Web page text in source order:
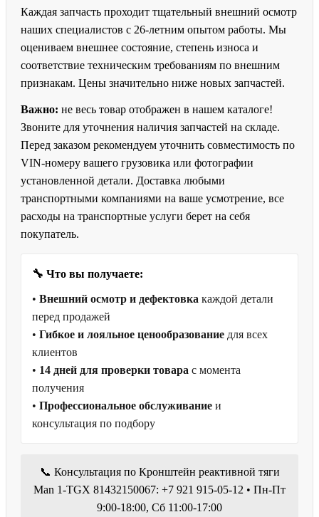
Каждая запчасть проходит тщательный внешний осмотр
наших специалистов с 26-летним опытом работы. Мы
оцениваем внешнее состояние, степень износа и
соответствие техническим требованиям по внешним
признакам. Цены значительно ниже новых запчастей.
Важно: не весь товар отображен в нашем каталоге!
Звоните для уточнения наличия запчастей на складе.
Перед заказом рекомендуем уточнить совместимость по
VIN-номеру вашего грузовика или фотографии
установленной детали. Доставка любыми
транспортными компаниями на ваше усмотрение, все
расходы на транспортные услуги берет на себя
покупатель.
🔧 Что вы получаете:
• Внешний осмотр и дефектовка каждой детали
перед продажей
• Гибкое и лояльное ценообразование для всех
клиентов
• 14 дней для проверки товара с момента
получения
• Профессиональное обслуживание и
консультация по подбору
📞 Консультация по Кронштейн реактивной тяги
Man 1-TGX 81432150067: +7 921 915-05-12 • Пн-Пт
9:00-18:00, Сб 11:00-17:00